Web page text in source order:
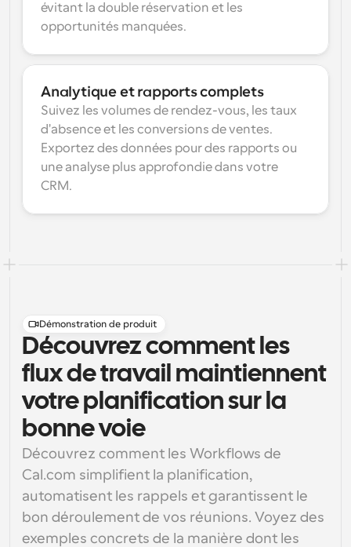
évitant la double réservation et les
opportunités manquées.
Analytique et rapports complets
Suivez les volumes de rendez-vous, les taux
d'absence et les conversions de ventes.
Exportez des données pour des rapports ou
une analyse plus approfondie dans votre
CRM.
Démonstration de produit
Découvrez comment les
flux de travail maintiennent
votre planification sur la
bonne voie
Découvrez comment les Workflows de
Cal.com simplifient la planification,
automatisent les rappels et garantissent le
bon déroulement de vos réunions. Voyez des
exemples concrets de la manière dont les